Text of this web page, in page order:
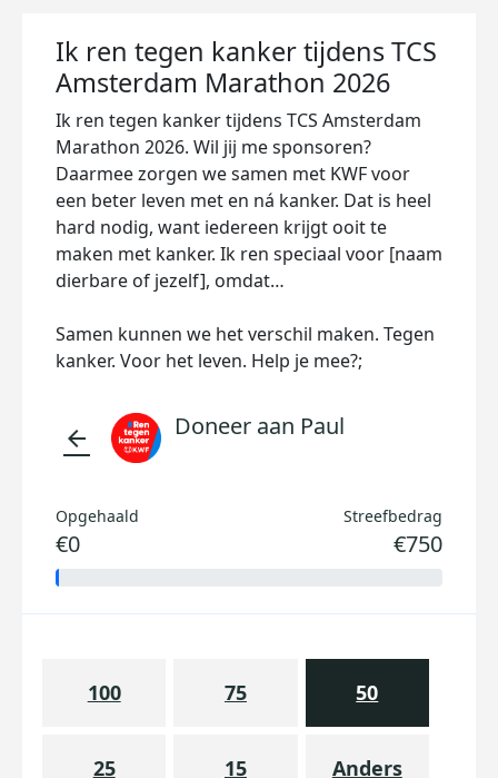
Ik ren tegen kanker tijdens TCS
Amsterdam Marathon 2026
Ik ren tegen kanker tijdens TCS Amsterdam
Marathon 2026. Wil jij me sponsoren?
Daarmee zorgen we samen met KWF voor
een beter leven met en ná kanker. Dat is heel
hard nodig, want iedereen krijgt ooit te
maken met kanker. Ik ren speciaal voor [naam
dierbare of jezelf], omdat…
Samen kunnen we het verschil maken. Tegen
kanker. Voor het leven. Help je mee?;
arrow_back Doneer aan Paul
Opgehaald
€0
Streefbedrag
€750
100 75 50
25 15 Anders